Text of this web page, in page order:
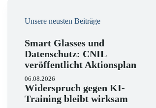
Unsere neusten Beiträge
Smart Glasses und
Datenschutz: CNIL
veröffentlicht Aktionsplan
06.08.2026
Widerspruch gegen KI-
Training bleibt wirksam